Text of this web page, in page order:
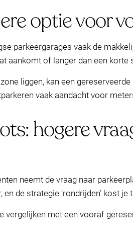
optie voor
parkeergarages vaak de
aankomt of langer dan een korte
liggen, kan een
vaak aandacht voor
hogere
neemt de vraag naar
de strategie ‘rondrijden’ kost je
met een vooraf